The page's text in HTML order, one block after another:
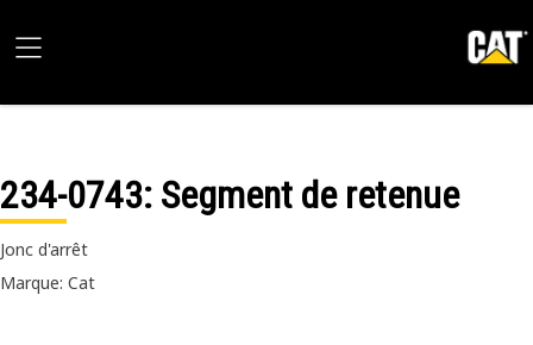
234-0743: Segment de retenue
Jonc d'arrêt
Marque: Cat